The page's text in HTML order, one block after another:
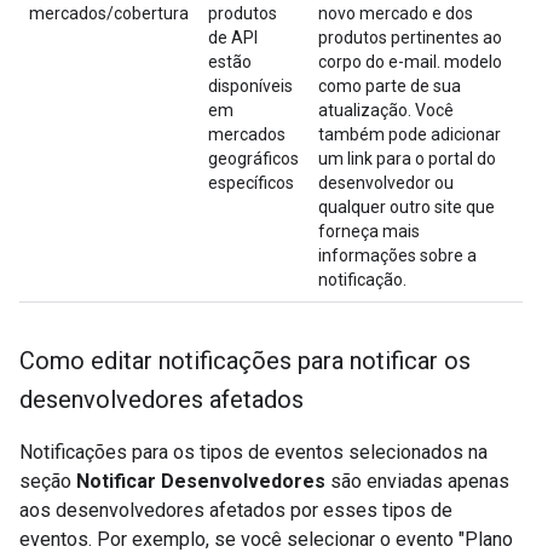
mercados/cobertura
produtos
de API
estão
disponíveis
em
mercados
geográficos
específicos
novo mercado e dos
produtos pertinentes ao
corpo do e-mail. modelo
como parte de sua
atualização. Você
também pode adicionar
um link para o portal do
desenvolvedor ou
qualquer outro site que
forneça mais
informações sobre a
notificação.
Como editar notificações para notificar os
desenvolvedores afetados
Notificações para os tipos de eventos selecionados na
seção Notificar Desenvolvedores são enviadas apenas
aos desenvolvedores afetados por esses tipos de
eventos. Por exemplo, se você selecionar o evento "Plano